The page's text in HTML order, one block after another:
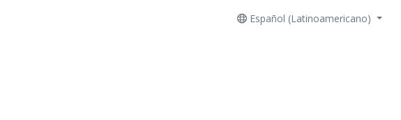
Español (Latinoamericano)